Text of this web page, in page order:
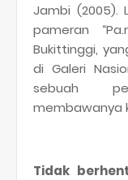
Jambi (2005).
pameran
Bukittinggi,
di Galeri
sebuah
membawanya
Tidak